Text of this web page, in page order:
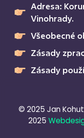
Adresa:
Vinohrady.
Všeobecné
Zásady
Zásady
© 2025 Jan
2025